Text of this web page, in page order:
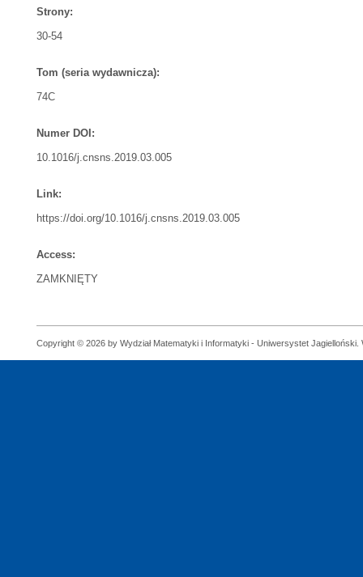
Strony:
30-54
Tom (seria wydawnicza):
74C
Numer DOI:
10.1016/j.cnsns.2019.03.005
Link:
https://doi.org/10.1016/j.cnsns.2019.03.005
Access:
ZAMKNIĘTY
Copyright © 2026 by Wydział Matematyki i Informatyki - Uniwersystet